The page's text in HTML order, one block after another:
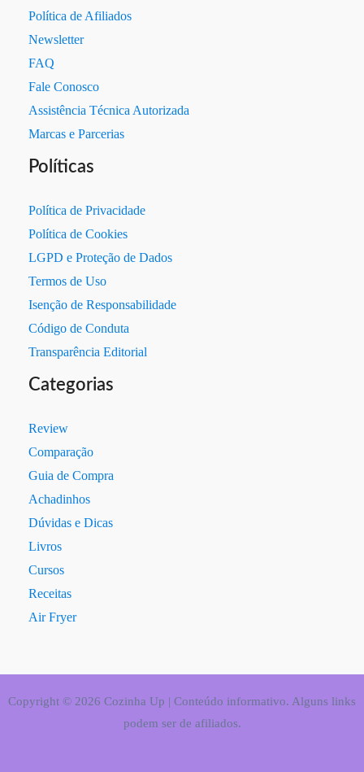
Política de Afiliados
Newsletter
FAQ
Fale Conosco
Assistência Técnica Autorizada
Marcas e Parcerias
Políticas
Política de Privacidade
Política de Cookies
LGPD e Proteção de Dados
Termos de Uso
Isenção de Responsabilidade
Código de Conduta
Transparência Editorial
Categorias
Review
Comparação
Guia de Compra
Achadinhos
Dúvidas e Dicas
Livros
Cursos
Receitas
Air Fryer
Copyright © 2026 Cozinha Up | Conteúdo informativo. Alguns links
podem ser de afiliados.